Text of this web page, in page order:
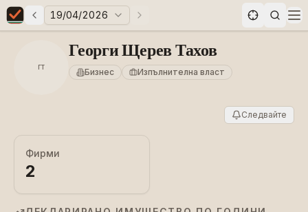
Elections in Bulgaria data statistics
Предни избори
19/04/2026 Следващи избори
ГТ
Георги Щерев Тахов
Бизнес Изпълнителна власт
Следвайте
Фирми
2